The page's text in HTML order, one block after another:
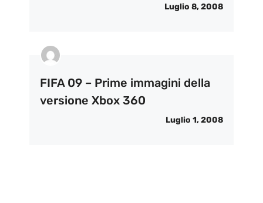
Luglio 8, 2008
FIFA 09 – Prime immagini della
versione Xbox 360
Luglio 1, 2008